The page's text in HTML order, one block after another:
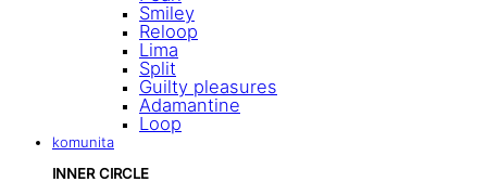
Smiley
Reloop
Lima
Split
Guilty pleasures
Adamantine
Loop
komunita
INNER CIRCLE